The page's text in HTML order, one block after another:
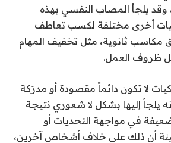
وقد يلجأ المصاب النفسي بهذه
أخرى مختلفة لكسب تعاطف
مكاسب ثانوية، مثل تخفيف المهام
ظروف العمل.
لا تكون دائماً مقصودة أو مدرَكة
يلجأ إليها بشكل لا شعوري نتيجة
في مواجهة التحديات أو
أن ذلك على خلاف أشخاص آخرين،